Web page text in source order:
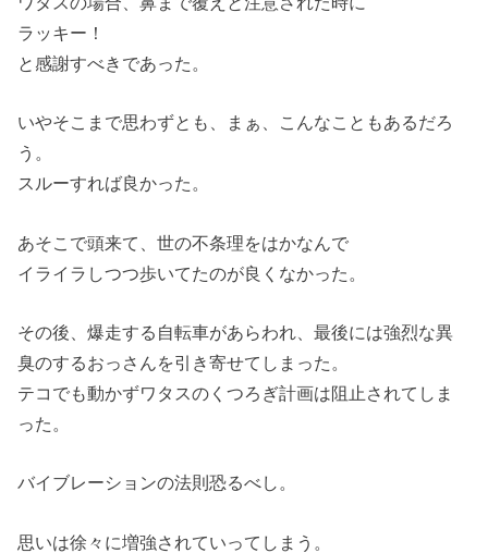
ラッキー！
と感謝すべきであった。
いやそこまで思わずとも、まぁ、こんなこともあるだろ
う。
スルーすれば良かった。
あそこで頭来て、世の不条理をはかなんで
イライラしつつ歩いてたのが良くなかった。
その後、爆走する自転車があらわれ、最後には強烈な異
臭のするおっさんを引き寄せてしまった。
テコでも動かずワタスのくつろぎ計画は阻止されてしま
った。
バイブレーションの法則恐るべし。
思いは徐々に増強されていってしまう。